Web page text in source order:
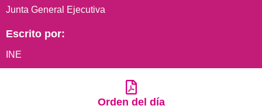
Junta General Ejecutiva
Escrito por:
INE
Orden del día